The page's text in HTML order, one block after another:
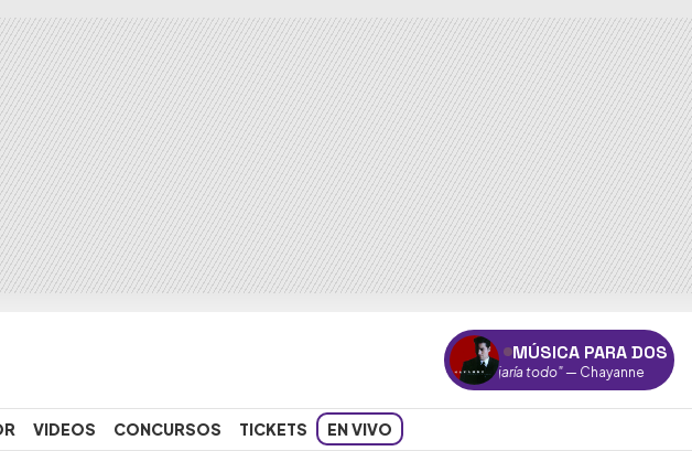
MÚSICA PARA DOS
"Dejaría todo"— Chayanne
VIDEOS CONCURSOS TICKETS EN VIVO